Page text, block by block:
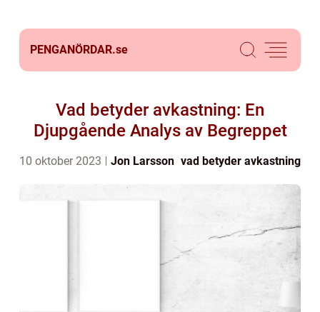
PENGANÖRDAR.se
Vad betyder avkastning: En
Djupgående Analys av Begreppet
10 oktober 2023 Jon Larsson vad betyder avkastning